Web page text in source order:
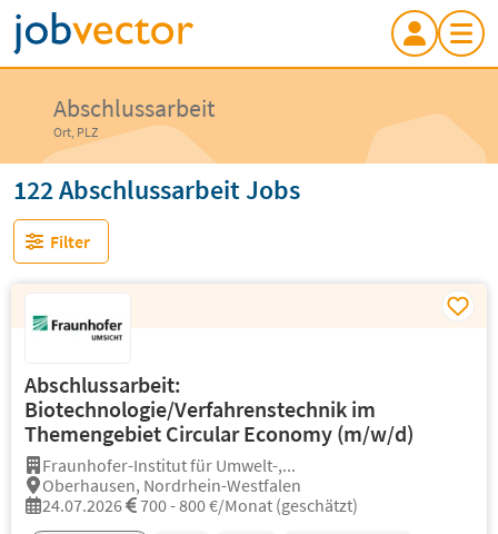
Abschlussarbeit
Ort, PLZ
122 Abschlussarbeit Jobs
Filter
Abschlussarbeit:
Biotechnologie/Verfahrenstechnik im
Themengebiet Circular Economy (m/w/d)
Fraunhofer-Institut für Umwelt-,...
Oberhausen, Nordrhein-Westfalen
24.07.2026
700 - 800 €/Monat (geschätzt)